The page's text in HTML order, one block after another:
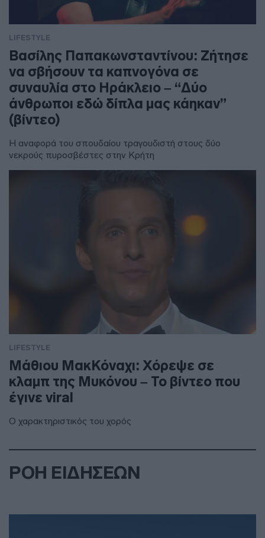
LIFESTYLE
Βασίλης Παπακωνσταντίνου: Ζήτησε
να σβήσουν τα καπνογόνα σε
συναυλία στο Ηράκλειο – “Δύο
άνθρωποι εδώ δίπλα μας κάηκαν”
(βίντεο)
Η αναφορά του σπουδαίου τραγουδιστή στους δύο
νεκρούς πυροσβέστες στην Κρήτη
LIFESTYLE
Μάθιου ΜακΚόναχι: Χόρεψε σε
κλαμπ της Μυκόνου – Το βίντεο που
έγινε viral
Ο χαρακτηριστικός του χορός
ΡΟΗ ΕΙΔΗΣΕΩΝ